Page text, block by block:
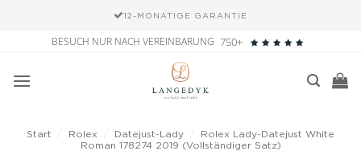
12-MONATIGE GARANTIE
springen
BESUCH NUR NACH VEREINBARUNG 750+
Start Rolex Datejust-Lady
Rolex Lady-Datejust White
Roman 178274 2019 (Vollständiger Satz)